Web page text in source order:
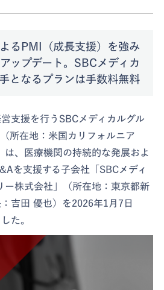
るPMI（成長支援）を強み
ップデート。SBCメディカ
となるプランは手数料無料
支援を行うSBCメディカルグル
所在地：米国カリフォルニア
は、医療機関の持続的な発展およ
を支援する子会社「SBCメディ
ー株式会社」（所在地：東京都新
吉田 優也）を2026年1月7日
た。